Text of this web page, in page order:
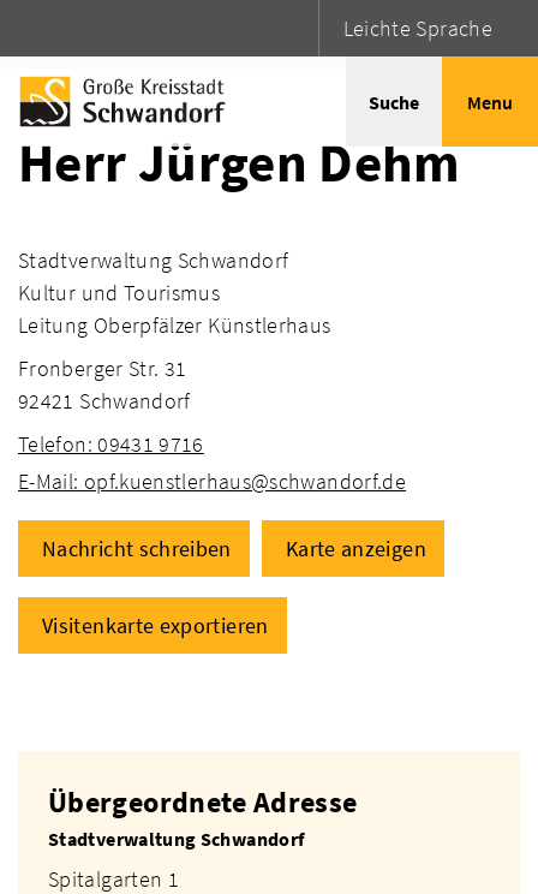
Leichte Sprache
Suche Menu
Herr Jürgen Dehm
Stadtverwaltung Schwandorf
Kultur und Tourismus
Leitung Oberpfälzer Künstlerhaus
Fronberger Str. 31
92421 Schwandorf
Telefon: 09431 9716
E-Mail: opf.kuenstlerhaus@schwandorf.de
Nachricht schreiben Karte anzeigen
Visitenkarte exportieren
Übergeordnete Adresse
Stadtverwaltung Schwandorf
Spitalgarten 1